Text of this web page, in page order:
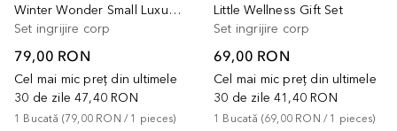
Winter Wonder Small Luxury Gift Set
Set ingrijire corp
79,00 RON
Cel mai mic preț din ultimele
30 de zile 47,40 RON
1 Bucată (79,00 RON / 1 pieces)
Little Wellness Gift Set
Set ingrijire corp
69,00 RON
Cel mai mic preț din ultimele
30 de zile 41,40 RON
1 Bucată (69,00 RON / 1 pieces)